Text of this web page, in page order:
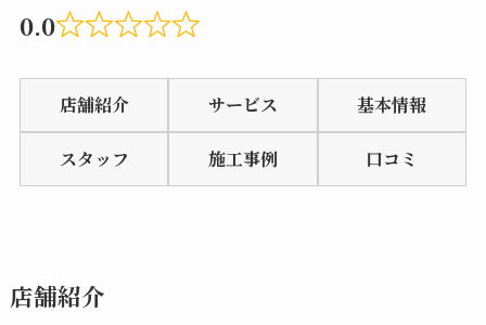
0.0
Rated
0.0
out
5
店舗紹介 サービス 基本情報
スタッフ 施工事例 口コミ
店舗紹介